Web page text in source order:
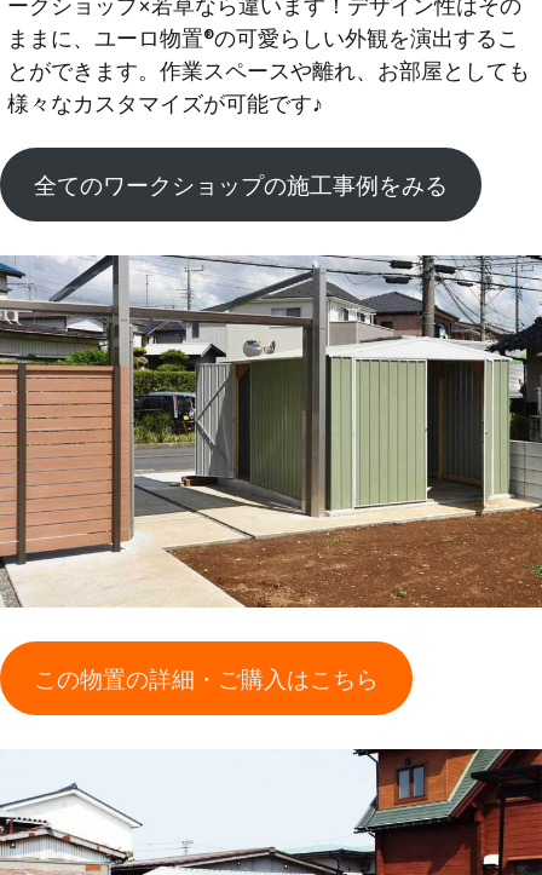
ままに、ユーロ物置®️の可愛らしい外観を演出するこ
とができます。作業スペースや離れ、お部屋としても
様々なカスタマイズが可能です♪
全てのワークショップの施工事例をみる
この物置の詳細・ご購入はこちら